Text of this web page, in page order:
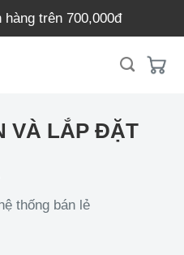
trên 700,000đ
VÀ LẮP ĐẶT
thống bán lẻ